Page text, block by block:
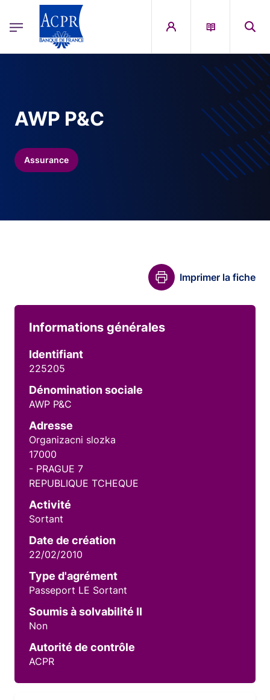
ACPR Menu Principal (French)
AWP P&C
Assurance
Imprimer la fiche
Informations générales
Identifiant
225205
Dénomination sociale
AWP P&C
Adresse
Organizacni slozka
17000
- PRAGUE 7
REPUBLIQUE TCHEQUE
Activité
Sortant
Date de création
22/02/2010
Type d'agrément
Passeport LE Sortant
Soumis à solvabilité II
Non
Autorité de contrôle
ACPR